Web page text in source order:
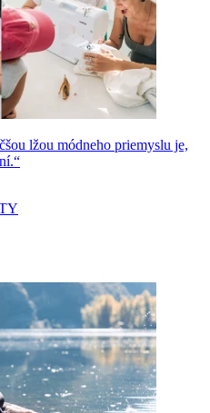
lžou módneho priemyslu je,